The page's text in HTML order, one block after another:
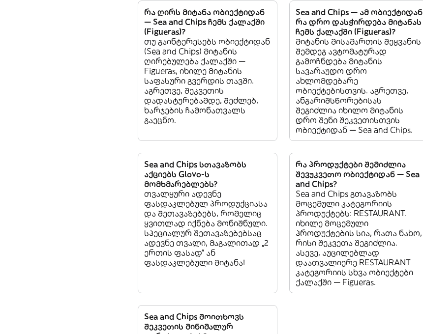
რა ღირს მიტანა ობიექტიდან
— Sea and Chips ჩემს ქალაქში
(Figueras)?
თუ გაინტერესებს ობიექტიდან
(Sea and Chips) მიტანის
ღირებულება ქალაქში —
Figueras, იხილე მიტანის
საფასური გვერდის თავში.
აგრეთვე, შეკვეთის
დადასტურებამდე, შეძლებ,
ხარჯების ჩამონათვალს
გაეცნო.
Sea and Chips — ამ ობიექტიდან
რა დრო დასჭირდება მიტანას
ჩემს ქალაქში (Figueras)?
მიტანის მისამართის შეყვანის
შემდეგ ავტომატურად
გამოჩნდება მიტანის
სავარაუდო დრო
ახლომდებარე
ობიექტებისთვის. აგრეთვე,
ანგარიშსწორებისას
შეგიძლია იხილო მიტანის
დრო შენი შეკვეთისთვის
ობიექტიდან — Sea and Chips.
Sea and Chips სთავაზობს
აქციებს Glovo-ს
მომხმარებლებს?
თვალყური ადევნე
ფასდაკლებულ პროდუქციასა
და შეთავაზებებს, რომელიც
ყვითლად იქნება მონიშნული.
სპეციალურ შეთავაზებებსაც
ადევნე თვალი, მაგალითად „2
ერთის ფასად“ ან
ფასდაკლებული მიტანა!
რა პროდუქტები შემიძლია
შევუკვეთო ობიექტიდან — Sea
and Chips?
Sea and Chips გთავაზობს
მოცემული კატეგორიის
პროდუქტებს: RESTAURANT.
იხილე მოცემული
პროდუქტების სია, რათა ნახო,
რისი შეკვეთა შეგიძლია.
ასევე, აუცილებლად
დაათვალიერე RESTAURANT
კატეგორიის სხვა ობიექტები
ქალაქში — Figueras.
Sea and Chips მოითხოვს
შეკვეთის მინიმალურ